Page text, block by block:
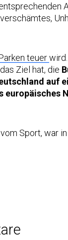
teuer
Ziel hat, die
auf
europäisches
Sport, war in